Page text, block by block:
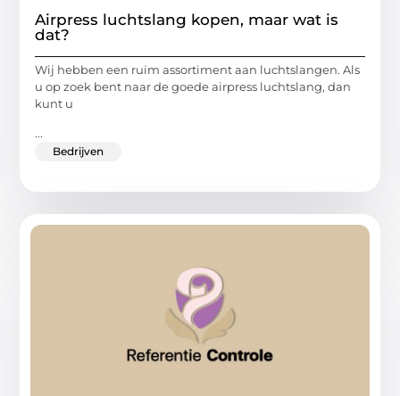
Airpress luchtslang kopen, maar wat is
dat?
Wij hebben een ruim assortiment aan luchtslangen. Als
u op zoek bent naar de goede airpress luchtslang, dan
kunt u
...
Bedrijven